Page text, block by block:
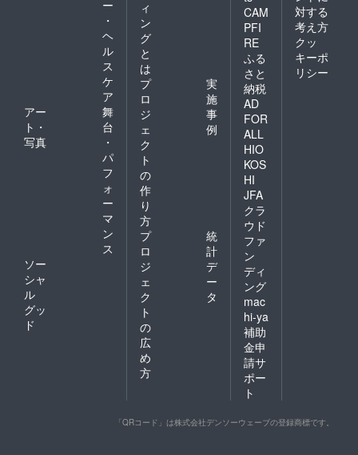
望かを
お書き
くださ
い、一
部サン
プルに
ず備考
希望の
ー
・
ヘ
ル
ス
ケ
ア
アー
ト・
写真
舞
台
・
パ
フ
ォ
ー
マ
ン
ス
ソー
シャ
ル
グッ
ド
ィ
ン
グ
と
は
プ
ロ
ジ
ェ
ク
ト
の
作
り
方
実
施
事
例
プ
ロ
ジ
ェ
ク
ト
の
広
め
方
統
計
デ
ー
タ
CAM
PFI
RE
ふる
さと
納税
AD
FOR
ALL
HIO
KOS
HI
JFA
クラ
ウド
ファ
ン
ディ
ング
mac
hi-ya
補助
金申
請サ
ポー
ト
対する
考え方
クッ
キーポ
リシー
「QRコード」は株式会社デンソーウェーブの登録商標です。